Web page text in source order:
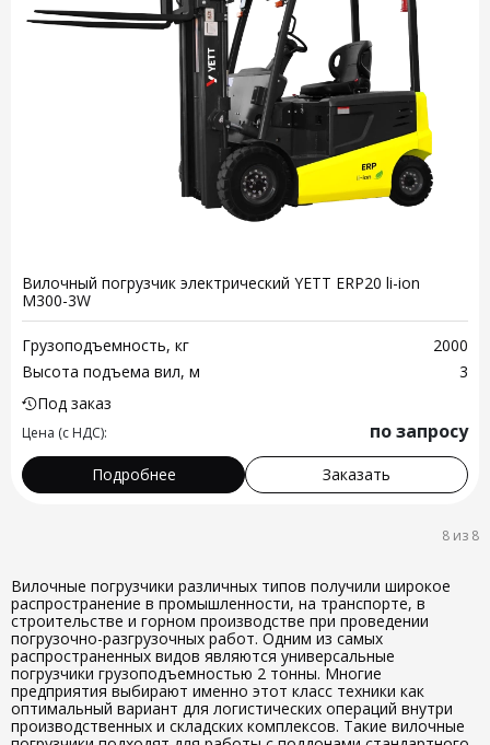
Вилочный погрузчик электрический YETT ERP20 li-ion
M300-3W
Грузоподъемность, кг
2000
Высота подъема вил, м
3
Под заказ
Цена (с НДС): по запросу
Подробнее Заказать
8 из 8
Вилочные погрузчики различных типов получили широкое
распространение в промышленности, на транспорте, в
строительстве и горном производстве при проведении
погрузочно-разгрузочных работ. Одним из самых
распространенных видов являются универсальные
погрузчики грузоподъемностью 2 тонны. Многие
предприятия выбирают именно этот класс техники как
оптимальный вариант для логистических операций внутри
производственных и складских комплексов. Такие вилочные